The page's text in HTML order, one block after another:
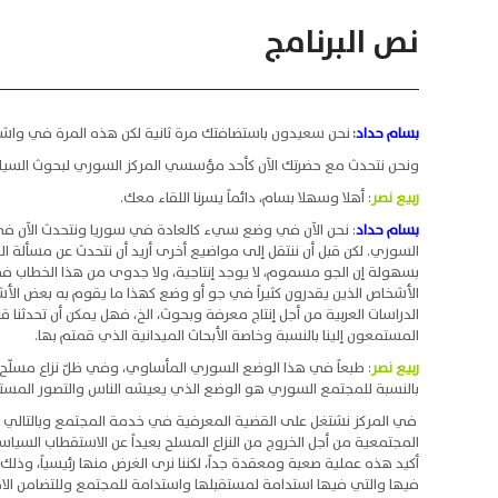
نص البرنامج
بسام حداد:نحن سعيدون باستضافتك مرة ثانية لكن هذه المرة في
ونحن نتحدث مع حضرتك الآن كأحد مؤسسي المركز السوري لبحوث
ربيع نصر: أهلا وسهلا بسام، دائماً يسرنا اللقاء معك.
بسام حداد
السوري. لكن قبل أن ننتقل إلى مواضيع أخرى أريد أن نتحدث عن مسألة
بسهولة إن الجو مسموم، لا يوجد إنتاجية، ولا جدوى من هذا الخطاب
الأشخاص الذين يقدرون كثيراً في جو أو وضع كهذا ما يقوم به
الدراسات العربية من أجل إنتاج معرفة وبحوث، الخ، فهل يمكن أن
المستمعون إلينا بالنسبة وخاصة الأبحاث الميدانية الذي قمتم بها.
ربيع نصر: طبعاً في هذا الوضع السوري المأساوي، وفي ظلّ نزاع مسلّح
بالنسبة للمجتمع السوري هو الوضع الذي يعيشه الناس والتصور
في المركز نشتغل على القضية المعرفية في خدمة المجتمع وبالتالي
المجتمعية من أجل الخروج من النزاع المسلح بعيداً عن الاستقطاب
أكيد هذه عملية صعبة ومعقدة جداً، لكننا نرى الغرض منها رئيسياً،
فيها والتي فيها استدامة لمستقبلها واستدامة للمجتمع وللتضامن